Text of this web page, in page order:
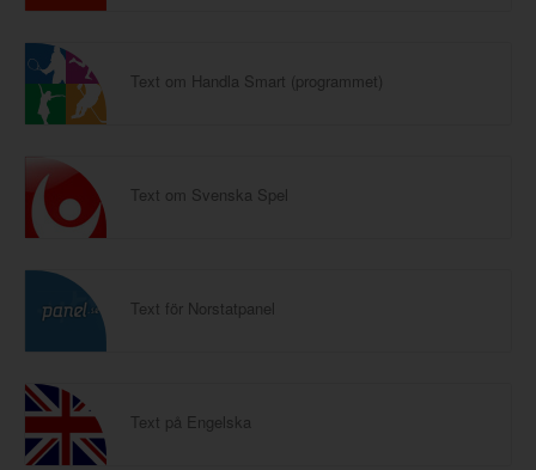
Text om Handla Smart (programmet)
Text om Svenska Spel
Text för Norstatpanel
Text på Engelska